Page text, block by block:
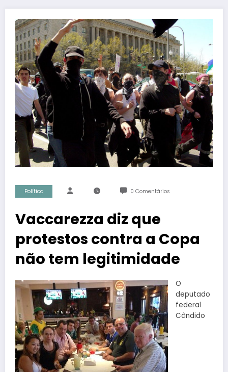
Política 0 Comentários
Vaccarezza diz que
protestos contra a Copa
não tem legitimidade
O
deputado
federal
Cândido